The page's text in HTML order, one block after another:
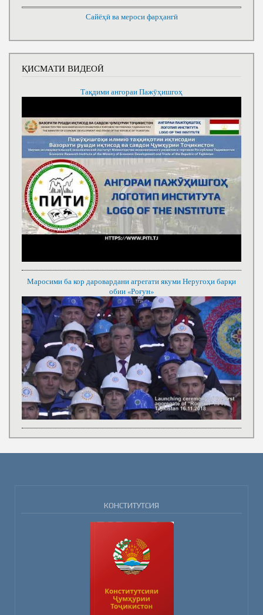
Сайёҳӣ ва мероси фарҳангӣ
ҚИСМАТИ ВИДЕОӢ
Тақдими ангораи Пажӯҳишгоҳ
Маросими ба кор даровардани агрегати якуми Неругоҳи барқи
обии «Роғун»
КОНСТИТУТСИЯ